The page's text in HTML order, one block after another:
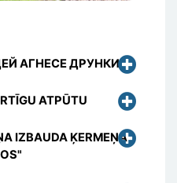
АГНЕСЕ ДРУНКИ
ATPŪTU
IZBAUDA ĶERMEŅA